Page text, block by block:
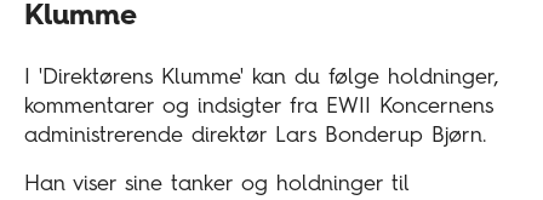
Klumme
I 'Direktørens Klumme' kan du følge holdninger,
kommentarer og indsigter fra EWII Koncernens
administrerende direktør Lars Bonderup Bjørn.
Han viser sine tanker og holdninger til